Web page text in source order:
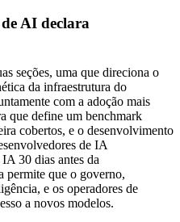
AI declara
seções, uma que direciona o
da infraestrutura do
com a adoção mais
que define um benchmark
cobertos, e o desenvolvimento
de IA
30 dias antes da
permite que o governo,
e os operadores de
a novos modelos.